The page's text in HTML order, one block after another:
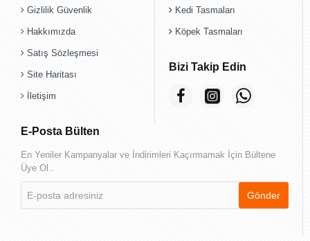
Gizlilik Güvenlik
Hakkımızda
Satış Sözleşmesi
Site Haritası
İletişim
Kedi Tasmaları
Köpek Tasmaları
Bizi Takip Edin
E-Posta Bülten
En Yeniler Kampanyalar ve İndirimleri Kaçırmamak İçin Bültene
Üye Ol..
posta
adresiniz
Gönder